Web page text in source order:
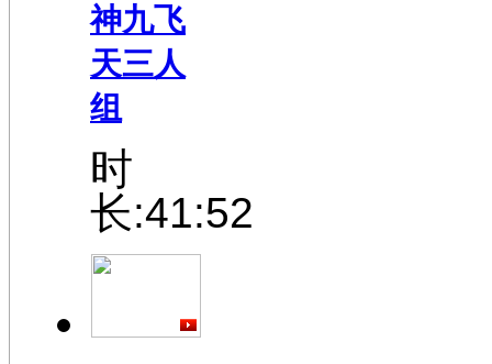
神九飞
天三人
组
时
长:41:52